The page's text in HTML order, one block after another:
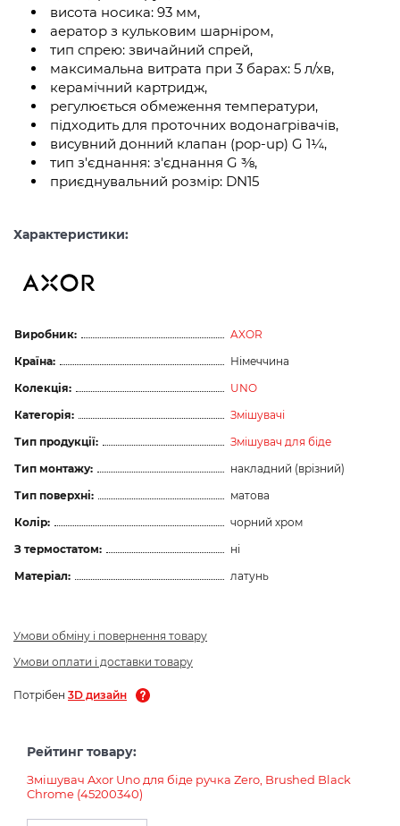
висота носика: 93 мм,
аератор з кульковим шарніром,
тип спрею: звичайний спрей,
максимальна витрата при 3 барах: 5 л/хв,
керамічний картридж,
регулюється обмеження температури,
підходить для проточних водонагрівачів,
висувний донний клапан (pop-up) G 1¼,
тип з'єднання: з'єднання G ⅜,
приєднувальний розмір: DN15
Характеристики:
Виробник:
AXOR
Країна:
Німеччина
Колекція:
UNO
Категорія:
Змішувачі
Тип продукції:
Змішувач для біде
Тип монтажу:
накладний (врізний)
Тип поверхні:
матова
Колір:
чорний хром
З термостатом:
ні
Матеріал:
латунь
Умови обміну і повернення товару
Умови оплати і доставки товару
Потрібен 3D дизайн
Рейтинг товару:
Змішувач Axor Uno для біде ручка Zero, Brushed Black
Chrome (45200340)